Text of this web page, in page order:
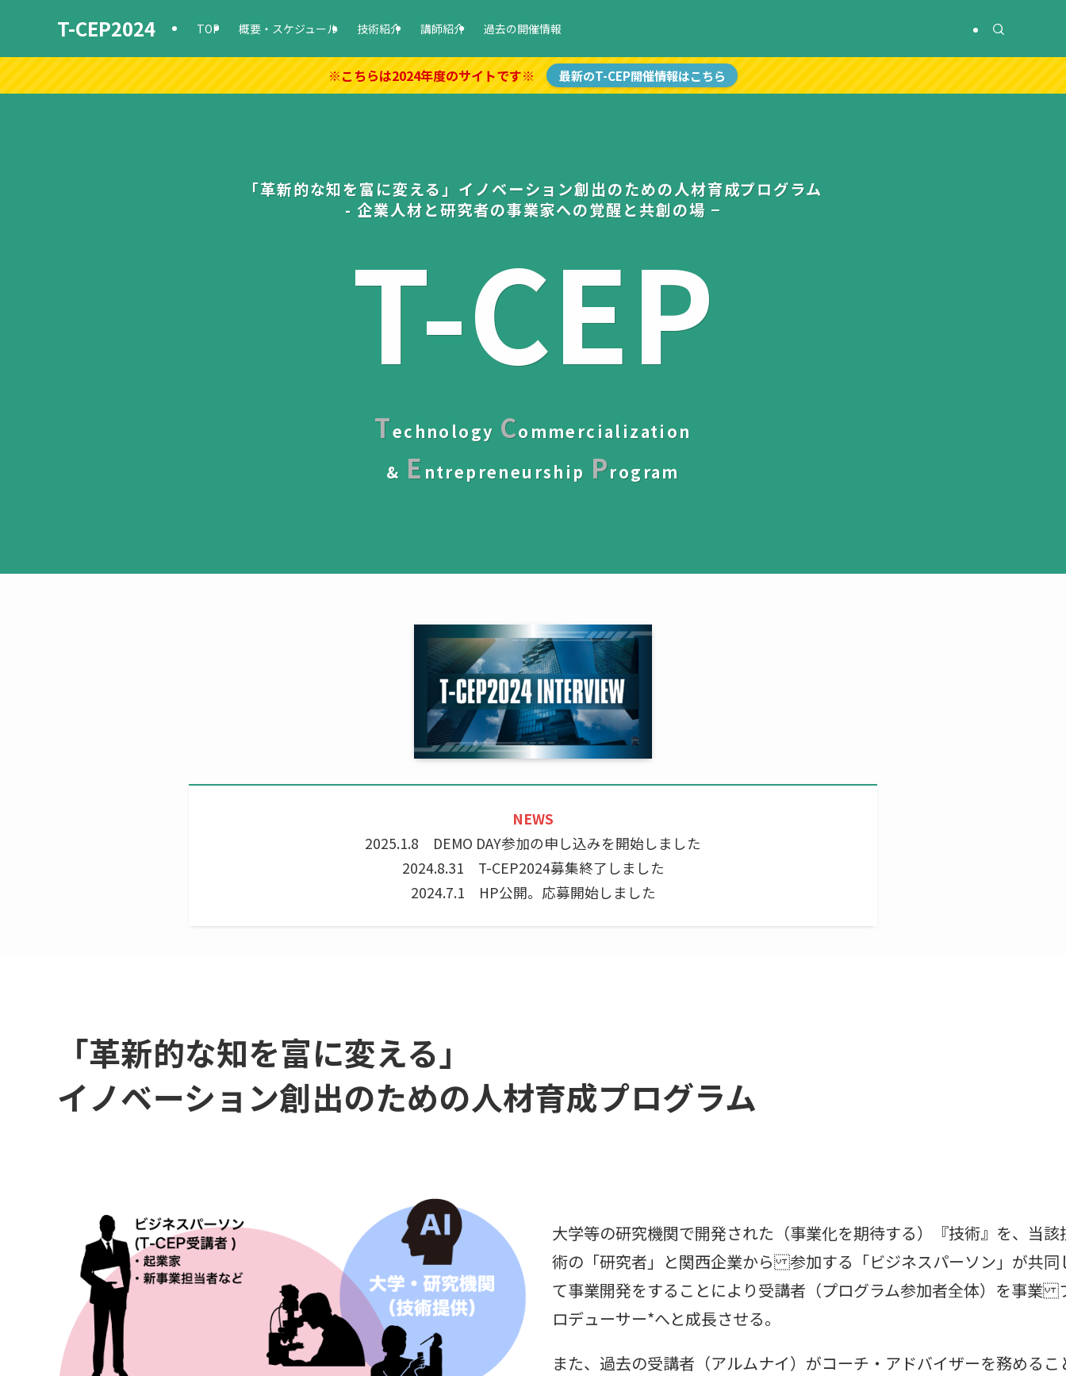
T-CEP2024 TOP 概要・スケジュール 技術紹介 講師紹介 過去の開催情報
※こちらは2024年度のサイトです※ 最新のT-CEP開催情報はこちら
「革新的な知を富に変える」イノベーション創出のための人材育成プログラム
- 企業人材と研究者の事業家への覚醒と共創の場 −
T-CEP
Technology Commercialization
& E ntrepreneurship Program
NEWS
2025.1.8 DEMO DAY参加の申し込みを開始しました
2024.8.31 T-CEP2024募集終了しました
2024.7.1 HP公開。応募開始しました
「革新的な知を富に変える」
イノベーション創出のための人材育成プログラム
大学等の研究機関で開発された（事業化を期待する）『技術』を、当該
術の「研究者」と関西企業から 参加する「ビジネスパーソン」が共同
て事業開発をすることにより受講者（プログラム参加者全体）を事業
ロデューサー*へと成長させる。
また、過去の受講者（アルムナイ）がコーチ・アドバイザーを務めるこ